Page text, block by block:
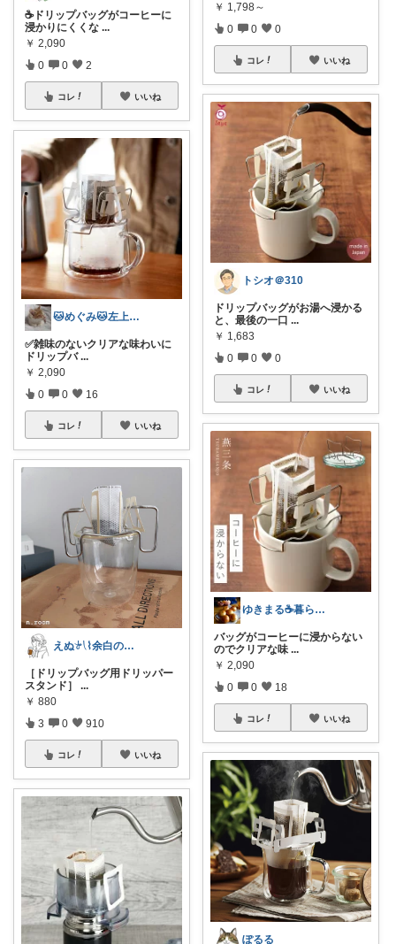
☕ドリップバッグがコーヒーに
浸かりにくくな ...
￥ 2,090
0 0 2
コレ いいね
🐱めぐみ🐱左上からいいね巡回中🐱
✅​雑味のないクリアな味わいに
ドリップバ ...
￥ 2,090
0 0 16
コレ いいね
えぬ𓍯⌇余白のある暮らし
［ドリップバッグ用ドリッパー
スタンド］ ...
￥ 880
3 0 910
コレ いいね
￥ 1,798～
0 0 0
コレ いいね
トシオ＠310
ドリップバッグがお湯へ浸かる
と、最後の一口 ...
￥ 1,683
0 0 0
コレ いいね
ゆきまる☕️暮らしを楽しむ
バッグがコーヒーに浸からない
のでクリアな味 ...
￥ 2,090
0 0 18
コレ いいね
ぽるる